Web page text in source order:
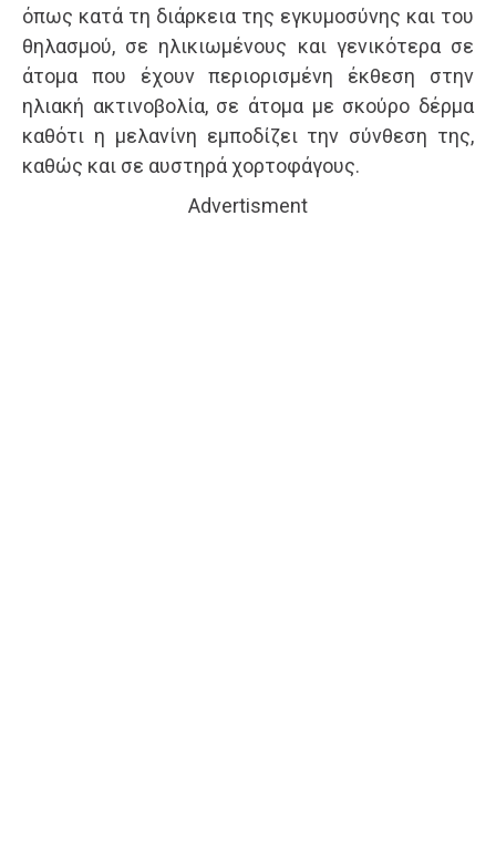
όπως κατά τη διάρκεια της εγκυμοσύνης και του
θηλασμού, σε ηλικιωμένους και γενικότερα σε
άτομα που έχουν περιορισμένη έκθεση στην
ηλιακή ακτινοβολία, σε άτομα με σκούρο δέρμα
καθότι η μελανίνη εμποδίζει την σύνθεση της,
καθώς και σε αυστηρά χορτοφάγους.
Advertisment